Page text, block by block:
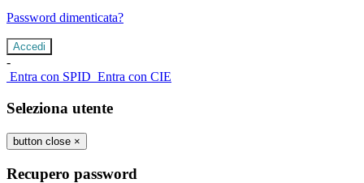
Password dimenticata?
-
Entra con SPID Entra con CIE
Seleziona utente
button close ×
Recupero password